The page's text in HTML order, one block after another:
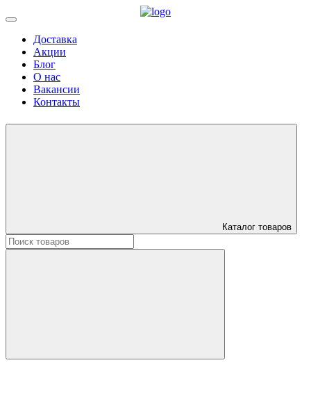
Доставка
Акции
Блог
О нас
Вакансии
Контакты
Каталог товаров
Искать: